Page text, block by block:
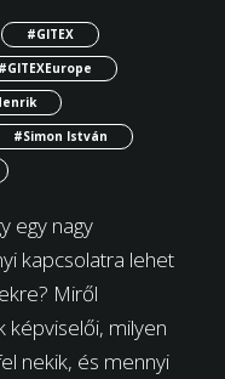
#GITEX
#GITEXEurope
#Simon István
egy nagy
kapcsolatra lehet
Miről
képviselői, milyen
nekik, és mennyi